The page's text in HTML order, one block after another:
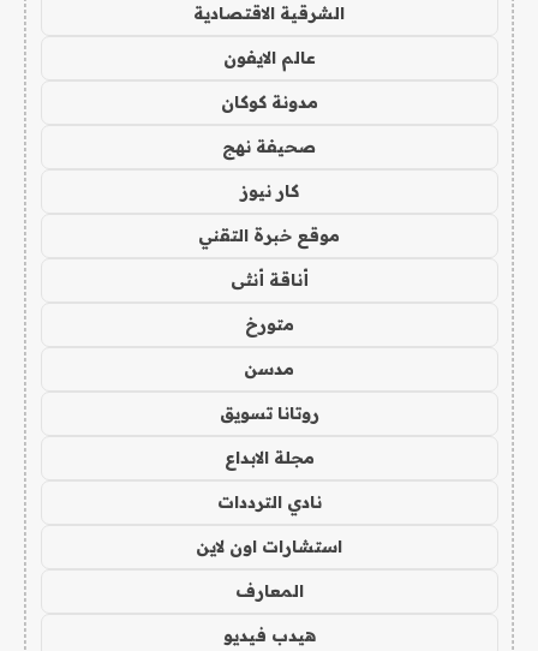
الشرقية الاقتصادية
عالم الايفون
مدونة كوكان
صحيفة نهج
كار نيوز
موقع خبرة التقني
أناقة أنثى
متورخ
مدسن
روتانا تسويق
مجلة الابداع
نادي الترددات
استشارات اون لاين
المعارف
هيدب فيديو